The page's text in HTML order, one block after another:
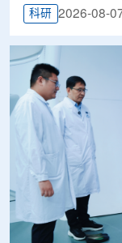
科研 2026-08-